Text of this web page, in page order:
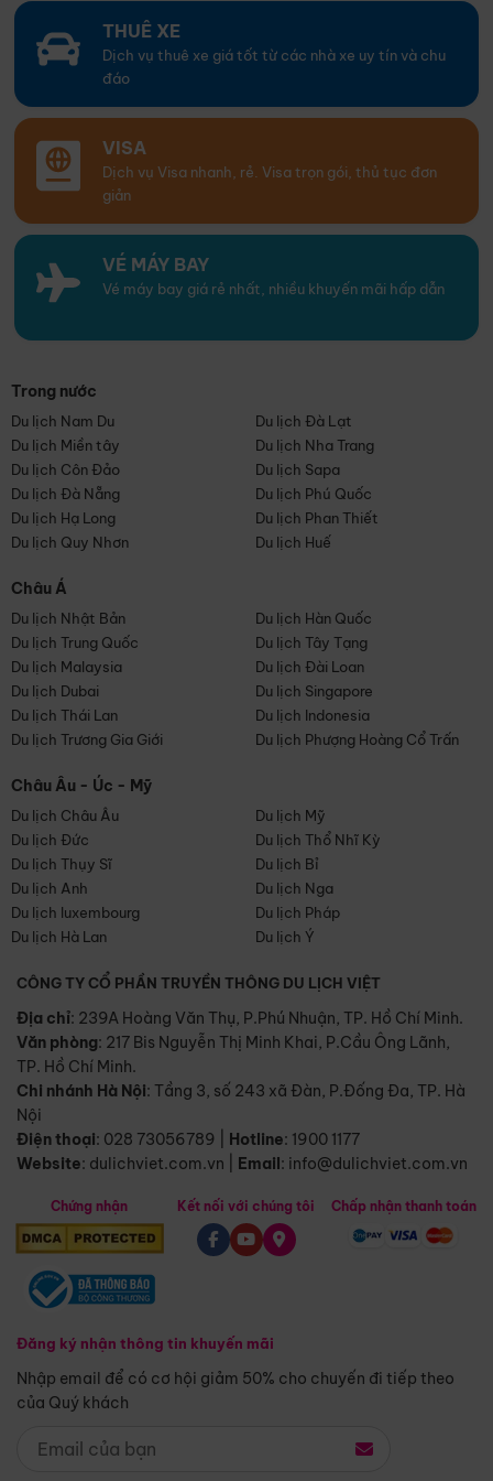
THUÊ XE
Dịch vụ thuê xe giá tốt từ các nhà xe uy tín và chu
đáo
VISA
Dịch vụ Visa nhanh, rẻ. Visa trọn gói, thủ tục đơn
giản
VÉ MÁY BAY
Vé máy bay giá rẻ nhất, nhiều khuyến mãi hấp dẫn
Trong nước
Du lịch Nam Du
Du lịch Đà Lạt
Du lịch Miền tây
Du lịch Nha Trang
Du lịch Côn Đảo
Du lịch Sapa
Du lịch Đà Nẵng
Du lịch Phú Quốc
Du lịch Hạ Long
Du lịch Phan Thiết
Du lịch Quy Nhơn
Du lịch Huế
Châu Á
Du lịch Nhật Bản
Du lịch Hàn Quốc
Du lịch Trung Quốc
Du lịch Tây Tạng
Du lịch Malaysia
Du lịch Đài Loan
Du lịch Dubai
Du lịch Singapore
Du lịch Thái Lan
Du lịch Indonesia
Du lịch Trương Gia Giới
Du lịch Phượng Hoàng Cổ Trấn
Châu Âu - Úc - Mỹ
Du lịch Châu Âu
Du lịch Mỹ
Du lịch Đức
Du lịch Thổ Nhĩ Kỳ
Du lịch Thụy Sĩ
Du lịch Bỉ
Du lịch Anh
Du lịch Nga
Du lịch luxembourg
Du lịch Pháp
Du lịch Hà Lan
Du lịch Ý
CÔNG TY CỔ PHẦN TRUYỀN THÔNG DU LỊCH VIỆT
Địa chỉ: 239A Hoàng Văn Thụ, P.Phú Nhuận, TP. Hồ Chí Minh.
Văn phòng: 217 Bis Nguyễn Thị Minh Khai, P.Cầu Ông Lãnh,
TP. Hồ Chí Minh.
Chi nhánh Hà Nội: Tầng 3, số 243 xã Đàn, P.Đống Đa, TP. Hà
Nội
Điện thoại: 028 73056789 Hotline: 1900 1177
Website: dulichviet.com.vn Email: info@dulichviet.com.vn
Chứng nhận
Đăng ký nhận thông tin khuyến mãi
Nhập email để có cơ hội giảm 50% cho chuyến đi tiếp theo
của Quý khách
Kết nối với chúng tôi Chấp nhận thanh toán